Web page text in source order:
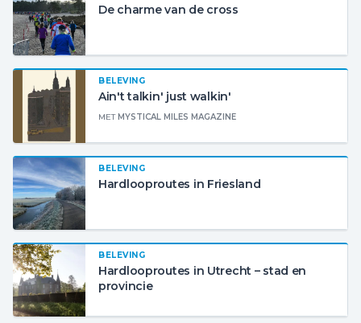
De charme van de cross
BELEVING
Ain't talkin' just walkin'
METMYSTICAL MILES MAGAZINE
BELEVING
Hardlooproutes in Friesland
BELEVING
Hardlooproutes in Utrecht – stad en
provincie